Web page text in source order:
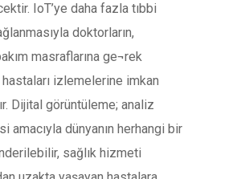
IoT’ye daha fazla tıbbi
doktorların,
masraflarına ge¬rek
hastaları izlemelerine imkan
Dijital görüntüleme; analiz
amacıyla dünyanın herhangi bir
sağlık hizmeti